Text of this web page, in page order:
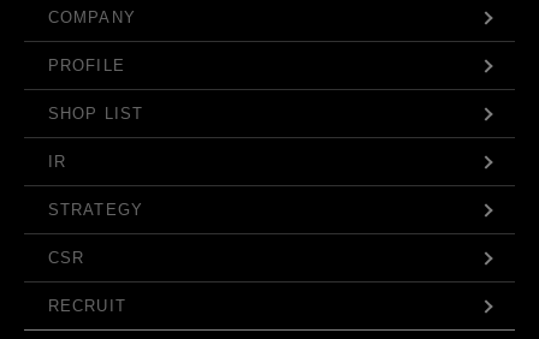
COMPANY
PROFILE
SHOP LIST
IR
STRATEGY
CSR
RECRUIT